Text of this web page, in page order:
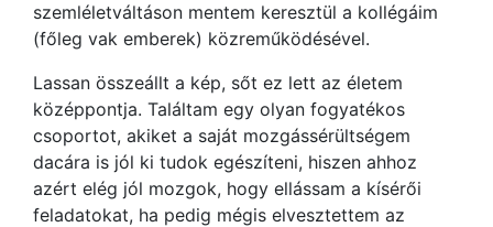
szemléletváltáson mentem keresztül a kollégáim
(főleg vak emberek) közreműködésével.
Lassan összeállt a kép, sőt ez lett az életem
középpontja. Találtam egy olyan fogyatékos
csoportot, akiket a saját mozgássérültségem
dacára is jól ki tudok egészíteni, hiszen ahhoz
azért elég jól mozgok, hogy ellássam a kísérői
feladatokat, ha pedig mégis elvesztettem az